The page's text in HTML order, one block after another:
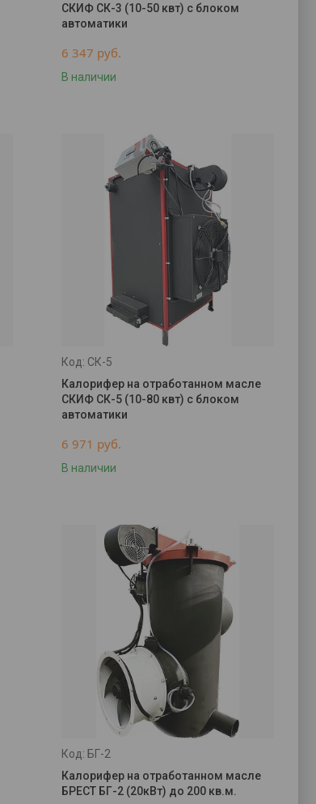
СКИФ СК-3 (10-50 квт) с блоком
автоматики
6 347 руб.
В наличии
СК-5
Калорифер на отработанном масле
СКИФ СК-5 (10-80 квт) с блоком
автоматики
6 971 руб.
В наличии
БГ-2
Калорифер на отработанном масле
БРЕСТ БГ-2 (20кВт) до 200 кв.м.